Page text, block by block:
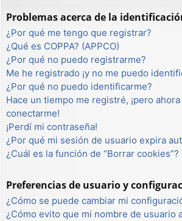
Problemas acerca de la
¿Por qué me tengo que registrar?
¿Qué es COPPA? (APPCO)
¿Por qué no puedo registrarme?
Me he registrado ¡y no me puedo
¿Por qué no puedo identificarme?
Hace un tiempo me registré, ¡pero
conectarme!
¡Perdí mi contraseña!
¿Por qué mi sesión de usuario expira
¿Cuál es la función de “Borrar cookies”?
Preferencias de usuario y
¿Cómo se puede cambiar mi
¿Cómo evito que mi nombre de usuario